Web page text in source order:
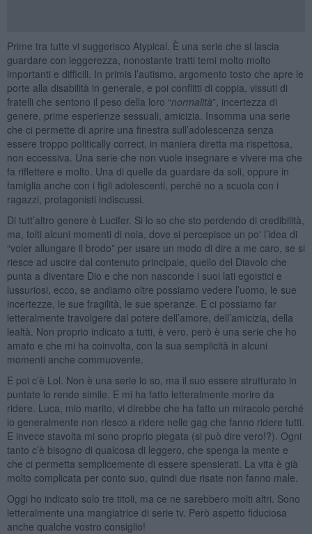
Prime tra tutte vi suggerisco Atypical. È una serie che si lascia
guardare con leggerezza, nonostante tratti temi molto molto
importanti e difficili. In primis l’autismo, argomento tosto che apre le
porte alla disabilità in generale, e poi conflitti di coppia, vissuti di
fratelli che sentono il peso della loro “normalità”, incertezza di
genere, prime esperienze sessuali, amicizia. Insomma una serie
che ci permette di aprire una finestra sull’adolescenza senza
essere troppo politically correct, in maniera diretta ma rispettosa,
non eccessiva. Una serie che non vuole insegnare e vivere ma che
fa riflettere e molto. Una di quelle da guardare da soli, oppure in
famiglia anche con i figli adolescenti, perché no a scuola con i
ragazzi, protagonisti indiscussi.
Di tutt’altro genere è Lucifer. Si lo so che sto perdendo di credibilità,
ma, tolti alcuni momenti di noia, dove si percepisce un po' l’idea di
“voler allungare il brodo” per usare un modo di dire a me caro, se si
riesce ad uscire dal contenuto principale, quello del Diavolo che
punta a diventare Dio e che non nasconde i suoi lati egoistici e
lussuriosi, ecco, se andiamo oltre possiamo vedere l’uomo, le sue
incertezze, le sue fragilità, le sue speranze. E ci possiamo far
letteralmente travolgere dal potere dell’amore, dell’amicizia, della
lealtà. Non proprio indicato a tutti, è vero, però è una serie che ho
amato e che mi ha coinvolta, con la sua semplicità in alcuni
momenti anche commuovente.
E poi c’è Lol. Non è una serie lo so, ma il suo essere strutturato in
puntate lo rende simile. E mi ha fatto letteralmente morire da
ridere. Luca, mio marito, vi direbbe che ha fatto un miracolo perché
io generalmente non riesco a ridere nelle gag che fanno ridere tutti.
E invece stavolta mi sono proprio piegata (si può dire vero!?). Ogni
tanto c’è bisogno di qualcosa di leggero, che spenga la mente e
che ci permetta semplicemente di essere spensierati. La vita è già
molto complicata per conto suo, quindi due risate non fanno male.
Oggi ho indicato solo tre titoli, ma ce ne sarebbero molti altri. Sono
letteralmente una mangiatrice di serie tv. Però aspetto fiduciosa
anche qualche vostro consiglio!